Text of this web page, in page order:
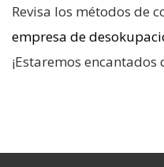
Revisa los métodos de
empresa de
¡Estaremos